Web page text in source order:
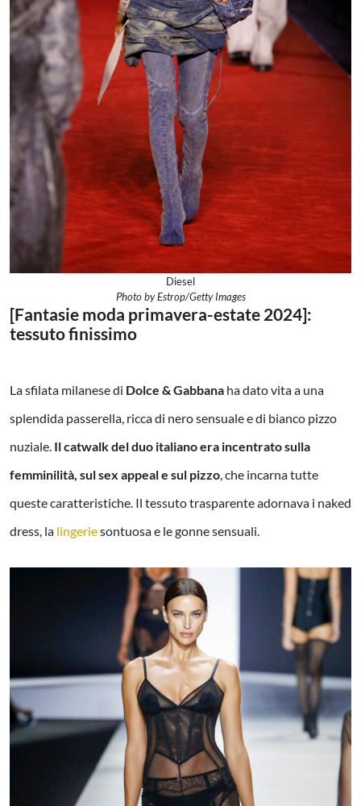
Diesel
Photo by Estrop/Getty Images
[Fantasie moda primavera-estate 2024]:
tessuto finissimo
La sfilata milanese di Dolce & Gabbana ha dato vita a una
splendida passerella, ricca di nero sensuale e di bianco pizzo
nuziale. Il catwalk del duo italiano era incentrato sulla
femminilità, sul sex appeal e sul pizzo, che incarna tutte
queste caratteristiche. Il tessuto trasparente adornava i naked
dress, la lingeriesontuosa e le gonne sensuali.